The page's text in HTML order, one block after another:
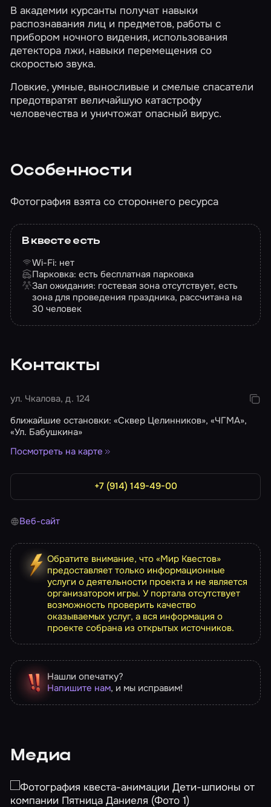
В академии курсанты получат навыки
распознавания лиц и предметов, работы с
прибором ночного видения, использования
детектора лжи, навыки перемещения со
скоростью звука.
Ловкие, умные, выносливые и смелые спасатели
предотвратят величайшую катастрофу
человечества и уничтожат опасный вирус.
Особенности
Фотография взята со стороннего ресурса
В квесте есть
Wi-Fi: нет
Парковка: есть бесплатная парковка
Зал ожидания: гостевая зона отсутствует, есть
зона для проведения праздника, рассчитана на
30 человек
Контакты
ул. Чкалова, д. 124
ближайшие остановки: «Сквер Целинников», «ЧГМА»,
«Ул. Бабушкина»
Посмотреть на карте
+7 (914) 149-49-00
Веб-сайт
Обратите внимание, что «Мир Квестов»
предоставляет только информационные
услуги о деятельности проекта и не является
организатором игры. У портала отсутствует
возможность проверить качество
оказываемых услуг, а вся информация о
проекте собрана из открытых источников.
Нашли опечатку?
Напишите нам, и мы исправим!
Медиа